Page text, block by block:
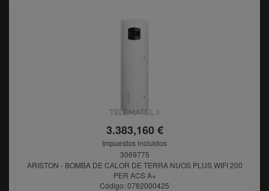
3.383,160 €
Impuestos incluidos
3069775
ARISTON - BOMBA DE CALOR DE TERRA NUOS PLUS WIFI 200
PER ACS A+
Código: 0782000425